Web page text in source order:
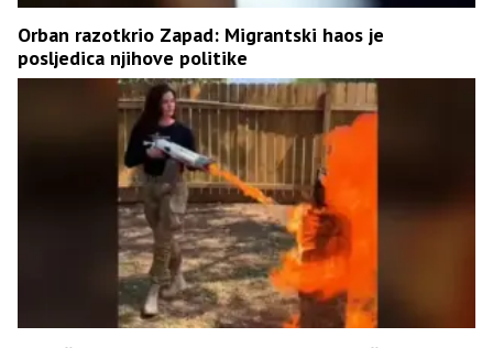
Orban razotkrio Zapad: Migrantski haos je
posljedica njihove politike